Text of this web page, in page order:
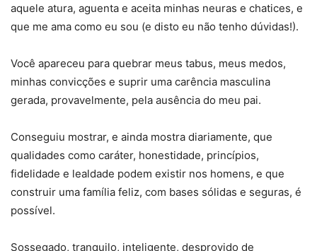
aquele atura, aguenta e aceita minhas neuras e chatices, e
que me ama como eu sou (e disto eu não tenho dúvidas!).
Você apareceu para quebrar meus tabus, meus medos,
minhas convicções e suprir uma carência masculina
gerada, provavelmente, pela ausência do meu pai.
Conseguiu mostrar, e ainda mostra diariamente, que
qualidades como caráter, honestidade, princípios,
fidelidade e lealdade podem existir nos homens, e que
construir uma família feliz, com bases sólidas e seguras, é
possível.
Sossegado, tranquilo, inteligente, desprovido de